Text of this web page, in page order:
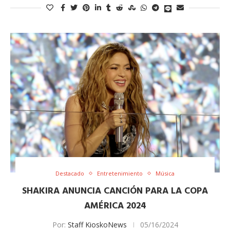
Destacado Entretenimiento Música
SHAKIRA ANUNCIA CANCIÓN PARA LA COPA
AMÉRICA 2024
Por: Staff KioskoNews 05/16/2024